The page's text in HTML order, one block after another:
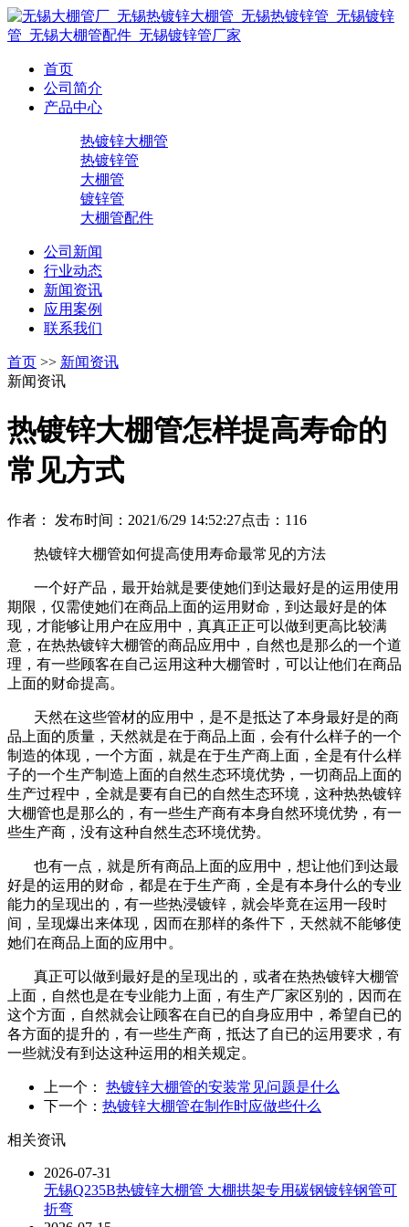
首页
公司简介
产品中心
热镀锌大棚管
热镀锌管
大棚管
镀锌管
大棚管配件
公司新闻
行业动态
新闻资讯
应用案例
联系我们
首页 >> 新闻资讯
新闻资讯
热镀锌大棚管怎样提高寿命的
常见方式
作者： 发布时间：2021/6/29 14:52:27点击： 116
热镀锌大棚管如何提高使用寿命最常见的方法
一个好产品，最开始就是要使她们到达最好是的运用使用
期限，仅需使她们在商品上面的运用财命，到达最好是的体
现，才能够让用户在应用中，真真正正可以做到更高比较满
意，在热热镀锌大棚管的商品应用中，自然也是那么的一个道
理，有一些顾客在自己运用这种大棚管时，可以让他们在商品
上面的财命提高。
天然在这些管材的应用中，是不是抵达了本身最好是的商
品上面的质量，天然就是在于商品上面，会有什么样子的一个
制造的体现，一个方面，就是在于生产商上面，全是有什么样
子的一个生产制造上面的自然生态环境优势，一切商品上面的
生产过程中，全就是要有自已的自然生态环境，这种热热镀锌
大棚管也是那么的，有一些生产商有本身自然环境优势，有一
些生产商，没有这种自然生态环境优势。
也有一点，就是所有商品上面的应用中，想让他们到达最
好是的运用的财命，都是在于生产商，全是有本身什么的专业
能力的呈现出的，有一些热浸镀锌，就会毕竟在运用一段时
间，呈现爆出来体现，因而在那样的条件下，天然就不能够使
她们在商品上面的应用中。
真正可以做到最好是的呈现出的，或者在热热镀锌大棚管
上面，自然也是在专业能力上面，有生产厂家区别的，因而在
这个方面，自然就会让顾客在自已的自身应用中，希望自已的
各方面的提升的，有一些生产商，抵达了自已的运用要求，有
一些就没有到达这种运用的相关规定。
上一个： 热镀锌大棚管的安装常见问题是什么
下一个： 热镀锌大棚管在制作时应做些什么
相关资讯
2026-07-31
无锡Q235B热镀锌大棚管 大棚拱架专用碳钢镀锌钢管可
折弯